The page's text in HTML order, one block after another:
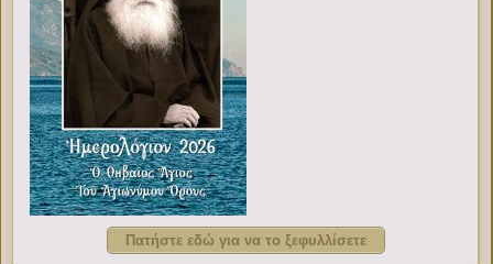
Πατήστε εδώ για να το ξεφυλλίσετε